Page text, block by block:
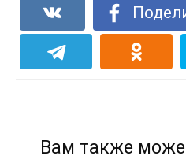
Вам также